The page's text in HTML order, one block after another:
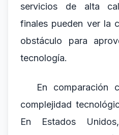
servicios de alta
finales pueden ver la
obstáculo para
tecnología.
En comparación
complejidad
En Estados